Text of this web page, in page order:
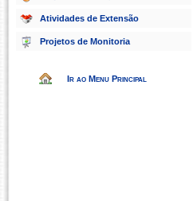
Atividades de Extensão
Projetos de Monitoria
Ir ao Menu Principal